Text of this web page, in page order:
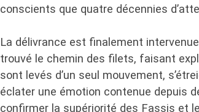
conscients que quatre décennies
La délivrance est finalement
trouvé le chemin des filets, faisant
sont levés d’un seul mouvement,
éclater une émotion contenue depuis
confirmer la supériorité des Fassis et